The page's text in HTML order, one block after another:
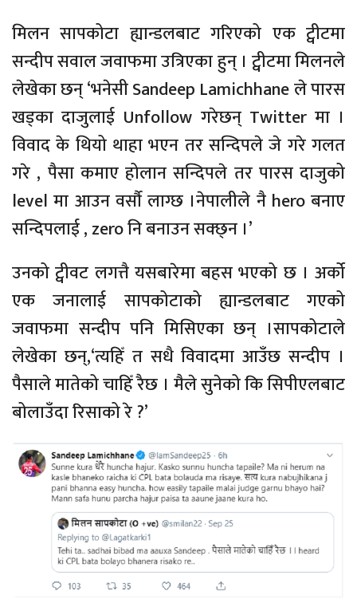
मिलन सापकोटा ह्यान्डलबाट गरिएको एक ट्वीटमा
सन्दीप सवाल जवाफमा उत्रिएका हुन् । ट्वीटमा मिलनले
लेखेका छन् ‘भनेसी Sandeep Lamichhane ले पारस
खड्का दाजुलाई Unfollow गरेछन् Twitter मा ।
विवाद के थियो थाहा भएन तर सन्दिपले जे गरे गलत
गरे , पैसा कमाए होलान सन्दिपले तर पारस दाजुको
level मा आउन वर्सौ लाग्छ ।नेपालीले नै hero बनाए
सन्दिपलाई , zero नि बनाउन सक्छ्न ।’
उनको ट्वीवट लगत्तै यसबारेमा बहस भएको छ । अर्को
एक जनालाई सापकोटाको ह्यान्डलबाट गएको
जवाफमा सन्दीप पनि मिसिएका छन् ।सापकोटाले
लेखेका छन्,‘त्यहिँ त सधै विवादमा आउँछ सन्दीप ।
पैसाले मातेको चाहिँ रैछ । मैले सुनेको कि सिपीएलबाट
बोलाउँदा रिसाको रे ?’